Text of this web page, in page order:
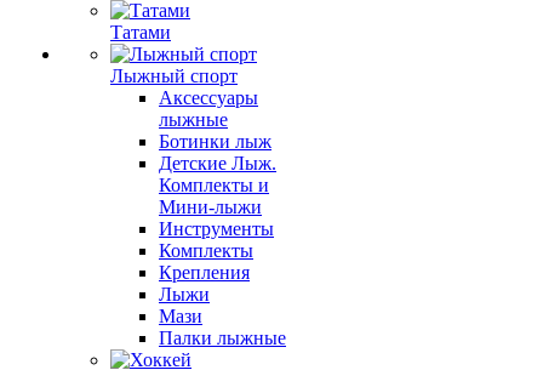
Татами
Лыжный спорт
Аксессуары
лыжные
Ботинки лыж
Детские Лыж.
Комплекты и
Мини-лыжи
Инструменты
Комплекты
Крепления
Лыжи
Мази
Палки лыжные